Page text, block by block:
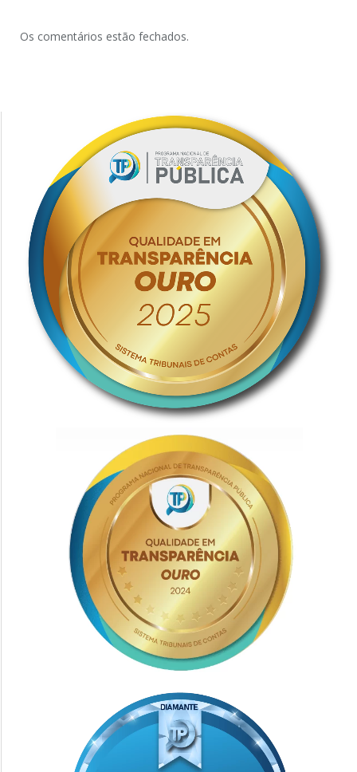
Os comentários estão fechados.